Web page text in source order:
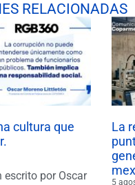
RELACIONADAS
cultura que
escrito por Oscar
La
5